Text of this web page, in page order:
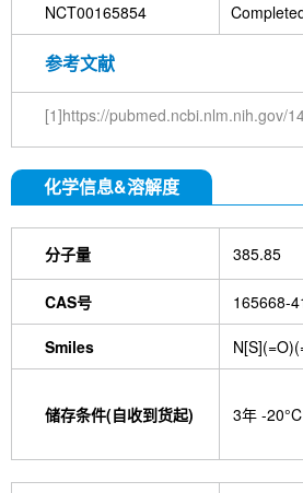
NCT00165854
参考文献
[1]https://pubmed.ncbi.nlm.nih.gov/
化学信息&溶解度
分子量 385.85
CAS号 165668-
Smiles
储存条件(自收到货起) 3年 -